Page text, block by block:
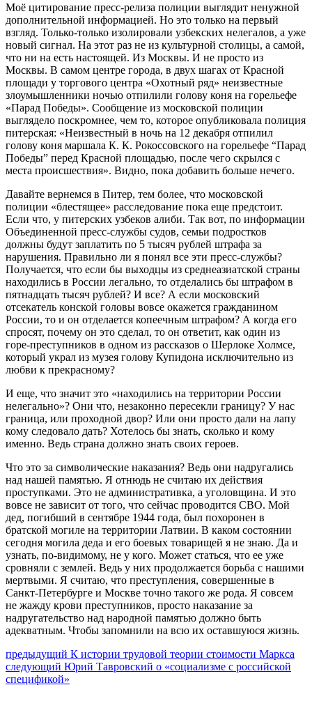
Моё цитирование пресс-релиза полиции выглядит ненужной
дополнительной информацией. Но это только на первый
взгляд. Только-только изолировали узбекских нелегалов, а уже
новый сигнал. На этот раз не из культурной столицы, а самой,
что ни на есть настоящей. Из Москвы. И не просто из
Москвы. В самом центре города, в двух шагах от Красной
площади у торгового центра «Охотный ряд» неизвестные
злоумышленники ночью отпилили голову коня на горельефе
«Парад Победы». Сообщение из московской полиции
выглядело поскромнее, чем то, которое опубликовала полиция
питерская: «Неизвестный в ночь на 12 декабря отпилил
голову коня маршала К. К. Рокоссовского на горельефе “Парад
Победы” перед Красной площадью, после чего скрылся с
места происшествия». Видно, пока добавить больше нечего.
Давайте вернемся в Питер, тем более, что московской
полиции «блестящее» расследование пока еще предстоит.
Если что, у питерских узбеков алиби. Так вот, по информации
Объединенной пресс-службы судов, семьи подростков
должны будут заплатить по 5 тысяч рублей штрафа за
нарушения. Правильно ли я понял все эти пресс-службы?
Получается, что если бы выходцы из среднеазиатской страны
находились в России легально, то отделались бы штрафом в
пятнадцать тысяч рублей? И все? А если московский
отсекатель конской головы вовсе окажется гражданином
России, то и он отделается копеечным штрафом? А когда его
спросят, почему он это сделал, то он ответит, как один из
горе-преступников в одном из рассказов о Шерлоке Холмсе,
который украл из музея голову Купидона исключительно из
любви к прекрасному?
И еще, что значит это «находились на территории России
нелегально»? Они что, незаконно пересекли границу? У нас
граница, или проходной двор? Или они просто дали на лапу
кому следовало дать? Хотелось бы знать, сколько и кому
именно. Ведь страна должно знать своих героев.
Что это за символические наказания? Ведь они надругались
над нашей памятью. Я отнюдь не считаю их действия
проступками. Это не административка, а уголовщина. И это
вовсе не зависит от того, что сейчас проводится СВО. Мой
дед, погибший в сентябре 1944 года, был похоронен в
братской могиле на территории Латвии. В каком состоянии
сегодня могила деда и его боевых товарищей я не знаю. Да и
узнать, по-видимому, не у кого. Может статься, что ее уже
сровняли с землей. Ведь у них продолжается борьба с нашими
мертвыми. Я считаю, что преступления, совершенные в
Санкт-Петербурге и Москве точно такого же рода. Я совсем
не жажду крови преступников, просто наказание за
надругательство над народной памятью должно быть
адекватным. Чтобы запомнили на всю их оставшуюся жизнь.
Навигация
по
предыдущий Предыдущий
пост:
К истории трудовой теории стоимости Маркса
следующий Следующее
сообщение:
Юрий Тавровский о «социализме с российской
спецификой»